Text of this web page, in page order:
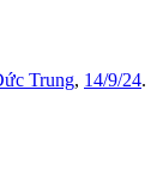
Trung, 14/9/24.